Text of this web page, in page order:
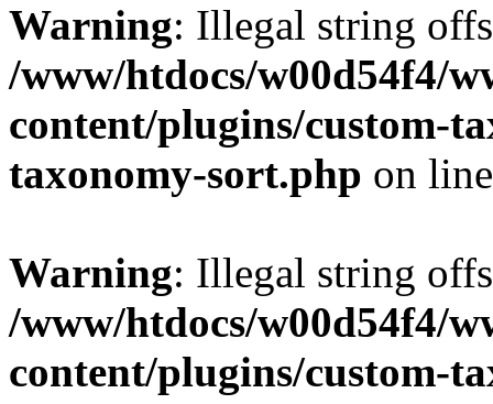
Warning: Illegal string
/www/htdocs/w00d54f4/
content/plugins/custom-
taxonomy-sort.php on
Warning: Illegal string
/www/htdocs/w00d54f4/
content/plugins/custom-